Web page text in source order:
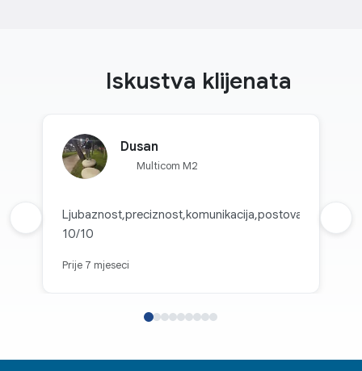
Iskustva klijenata
Dusan
Multicom M2
Ljubaznost,preciznost,komunikacija,postovanje
10/10
Prije 7 mjeseci
Prethodna recenzija